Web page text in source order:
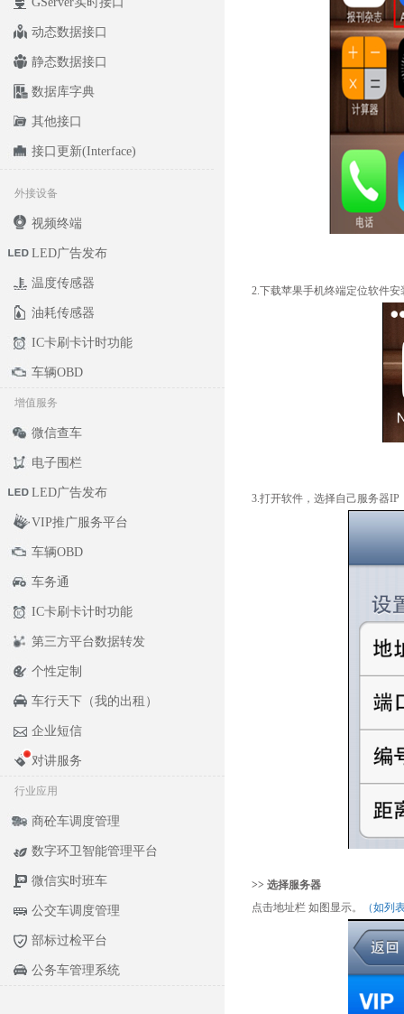
动态数据接口
静态数据接口
数据库字典
其他接口
接口更新(Interface)
外接设备
视频终端
LED广告发布
温度传感器
油耗传感器
IC卡刷卡计时功能
车辆OBD
增值服务
微信查车
电子围栏
LED广告发布
VIP推广服务平台
车辆OBD
车务通
IC卡刷卡计时功能
第三方平台数据转发
个性定制
车行天下（我的出租）
企业短信
对讲服务
行业应用
商砼车调度管理
数字环卫智能管理平台
微信实时班车
公交车调度管理
部标过检平台
公务车管理系统
2.下载苹果手机终端定位软件
3.打开软件，选择自己服务器
>> 选择服务器
点击地址栏 如图显示。
（如列